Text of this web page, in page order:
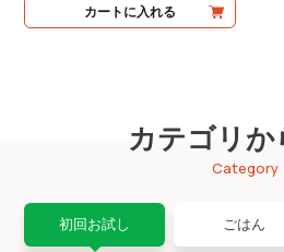
カートに入れる
カテゴリか
Category
初回お試し ごはん